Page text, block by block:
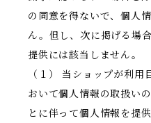
の同意を得ないで、個人
ん。但し、次に掲げる場
提供には該当しません。
（１） 当ショップが利
おいて個人情報の取扱い
とに伴って個人情報を提